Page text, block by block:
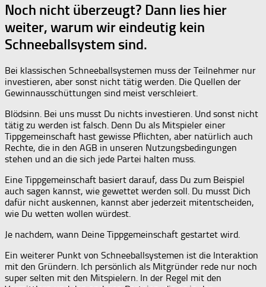
Noch nicht überzeugt? Dann lies hier
weiter, warum wir eindeutig kein
Schneeballsystem sind.
Bei klassischen Schneeballsystemen muss der Teilnehmer nur
investieren, aber sonst nicht tätig werden. Die Quellen der
Gewinnausschüttungen sind meist verschleiert.
Blödsinn. Bei uns musst Du nichts investieren. Und sonst nicht
tätig zu werden ist falsch. Denn Du als Mitspieler einer
Tippgemeinschaft hast gewisse Pflichten, aber natürlich auch
Rechte, die in den AGB in unseren Nutzungsbedingungen
stehen und an die sich jede Partei halten muss.
Eine Tippgemeinschaft basiert darauf, dass Du zum Beispiel
auch sagen kannst, wie gewettet werden soll. Du musst Dich
dafür nicht auskennen, kannst aber jederzeit mitentscheiden,
wie Du wetten wollen würdest.
Je nachdem, wann Deine Tippgemeinschaft gestartet wird.
Ein weiterer Punkt von Schneeballsystemen ist die Interaktion
mit den Gründern. Ich persönlich als Mitgründer rede nur noch
super selten mit den Mitspielern. In der Regel mit den